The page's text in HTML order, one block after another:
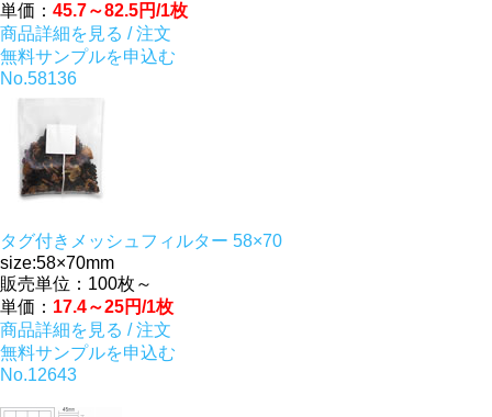
単価： 45.7～82.5円/1枚
商品詳細を見る / 注文
無料サンプルを申込む
No.58136
タグ付きメッシュフィルター 58×70
size:58×70mm
販売単位：100枚～
単価： 17.4～25円/1枚
商品詳細を見る / 注文
無料サンプルを申込む
No.12643